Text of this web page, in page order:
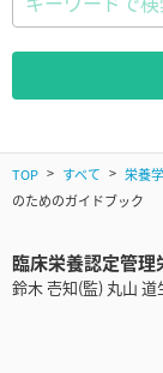
TOP すべて 栄養学
のためのガイドブック
臨床栄養認定管理
鈴木 壱知(監) 丸山